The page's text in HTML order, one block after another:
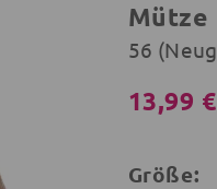
Mütze
56
13,99
Größe: